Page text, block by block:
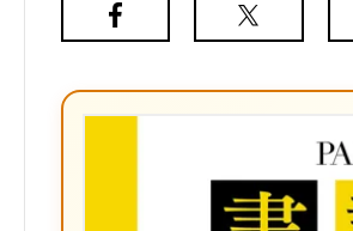
Facebook
X（旧